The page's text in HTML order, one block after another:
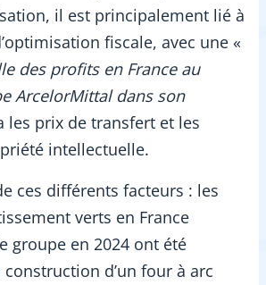
il est principalement lié à
fiscale, avec une «
des profits en France au
ArcelorMittal dans son
les prix de transfert et les
intellectuelle.
ces différents facteurs : les
verts en France
groupe en 2024 ont été
d’un four à arc